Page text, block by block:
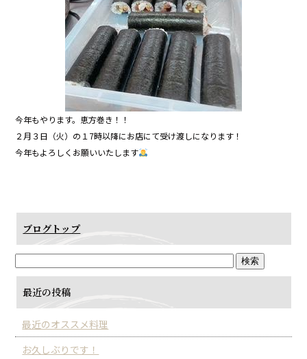
今年もやります。恵方巻き！！
２月３日（火）の１7時以降にお店にて受け渡しになります！
今年もよろしくお願いいたします
ブログトップ
最近の投稿
最近のオススメ料理
お久しぶりです！